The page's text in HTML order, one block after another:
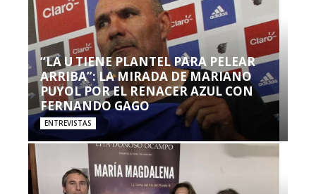
“LA U TIENE PLANTEL PARA PELEAR
ARRIBA”: LA MIRADA DE MARIANO
PUYOL POR EL RENACER AZUL CON
FERNANDO GAGO
ENTREVISTAS